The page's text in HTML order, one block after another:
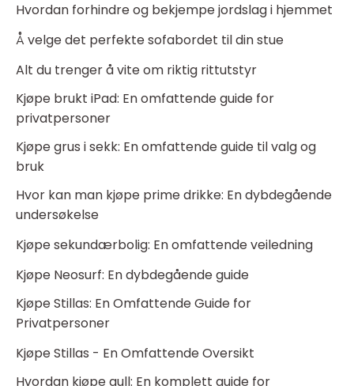
Hvordan forhindre og bekjempe jordslag i hjemmet
Å velge det perfekte sofabordet til din stue
Alt du trenger å vite om riktig rittutstyr
Kjøpe brukt iPad: En omfattende guide for
privatpersoner
Kjøpe grus i sekk: En omfattende guide til valg og
bruk
Hvor kan man kjøpe prime drikke: En dybdegående
undersøkelse
Kjøpe sekundærbolig: En omfattende veiledning
Kjøpe Neosurf: En dybdegående guide
Kjøpe Stillas: En Omfattende Guide for
Privatpersoner
Kjøpe Stillas - En Omfattende Oversikt
Hvordan kjøpe gull: En komplett guide for